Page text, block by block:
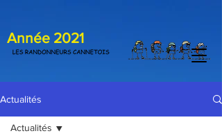
Année 2021
Actualités
Actualités